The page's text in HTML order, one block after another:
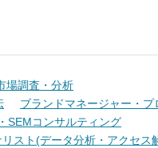
場調査・分析
ブランドマネージャー・
SEMコンサルティング
スト(データ分析・アクセス